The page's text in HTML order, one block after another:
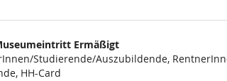
Ermäßigt
Studierende/Auszubildende,
HH-Card